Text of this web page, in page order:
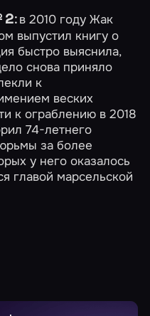
2: в 2010 году Жак
выпустил книгу о
быстро выяснила,
снова приняло
к
веских
к ограблению в 2018
74-летнего
за более
у него оказалось
главой марсельской